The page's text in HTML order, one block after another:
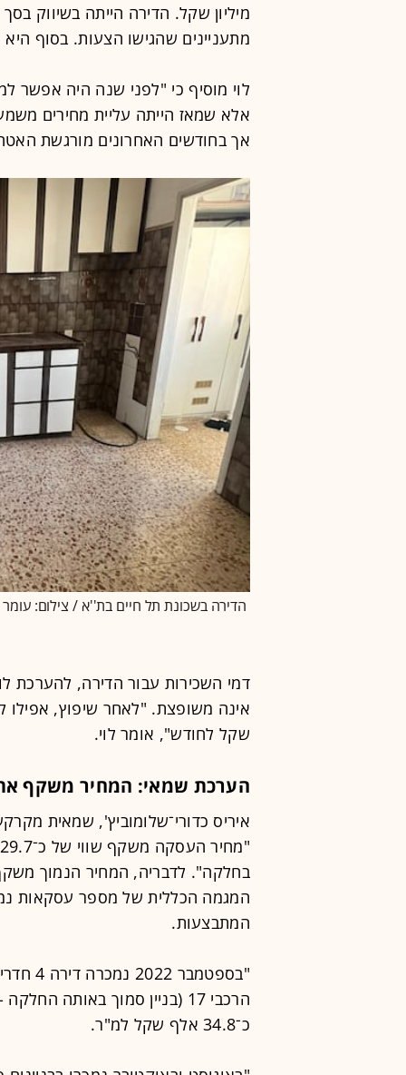
מיליון שקל. הדירה הייתה בשיווק
מתעניינים שהגישו הצעות. בסוף
אך בחודשים האחרונים מורגשת
הדירה בשכונת תל חיים בת''א / צילום: עומר
שקל לחודש", אומר לוי.
הערכת שמאי: המחיר משקף
איריס כדורי־שלומוביץ', שמאית
בחלקה". לדבריה, המחיר הנמוך
המגמה הכללית של מספר עסקאות
המתבצעות.
כ־34.8 אלף שקל למ"ר.